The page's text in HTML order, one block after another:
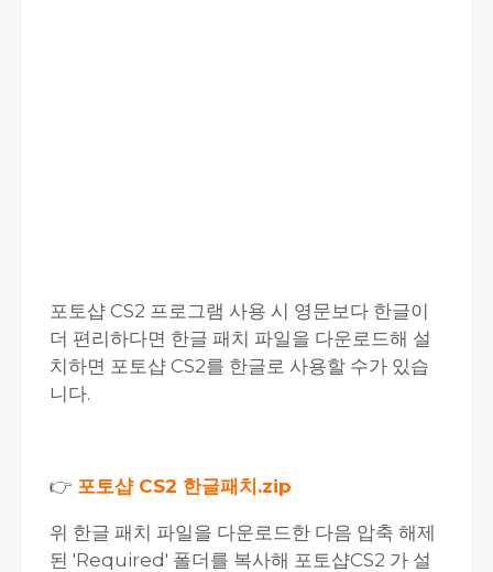
포토샵 CS2 프로그램 사용 시 영문보다 한글이
더 편리하다면 한글 패치 파일을 다운로드해 설
치하면 포토샵 CS2를 한글로 사용할 수가 있습
니다.
👉 포토샵 CS2 한글패치.zip
위 한글 패치 파일을 다운로드한 다음 압축 해제
된 'Required' 폴더를 복사해 포토샵CS2 가 설